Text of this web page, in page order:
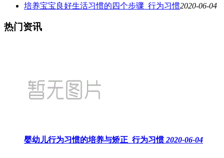
培养宝宝良好生活习惯的四个步骤_行为习惯2020-06-04
热门资讯
婴幼儿行为习惯的培养与矫正_行为习惯 2020-06-04